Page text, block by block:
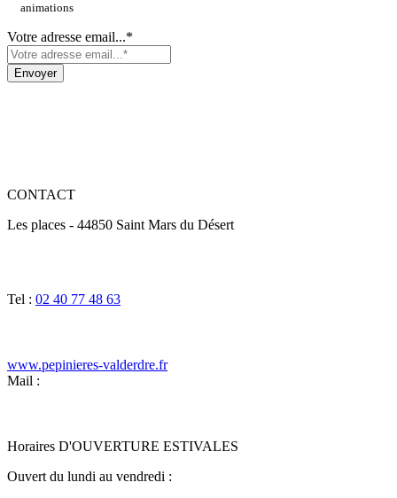
animations
Votre adresse email...*
CONTACT
Les places - 44850 Saint Mars du Désert
Tel : 02 40 77 48 63
www.pepinieres-valderdre.fr
Mail :
Horaires D'OUVERTURE ESTIVALES
Ouvert du lundi au vendredi :